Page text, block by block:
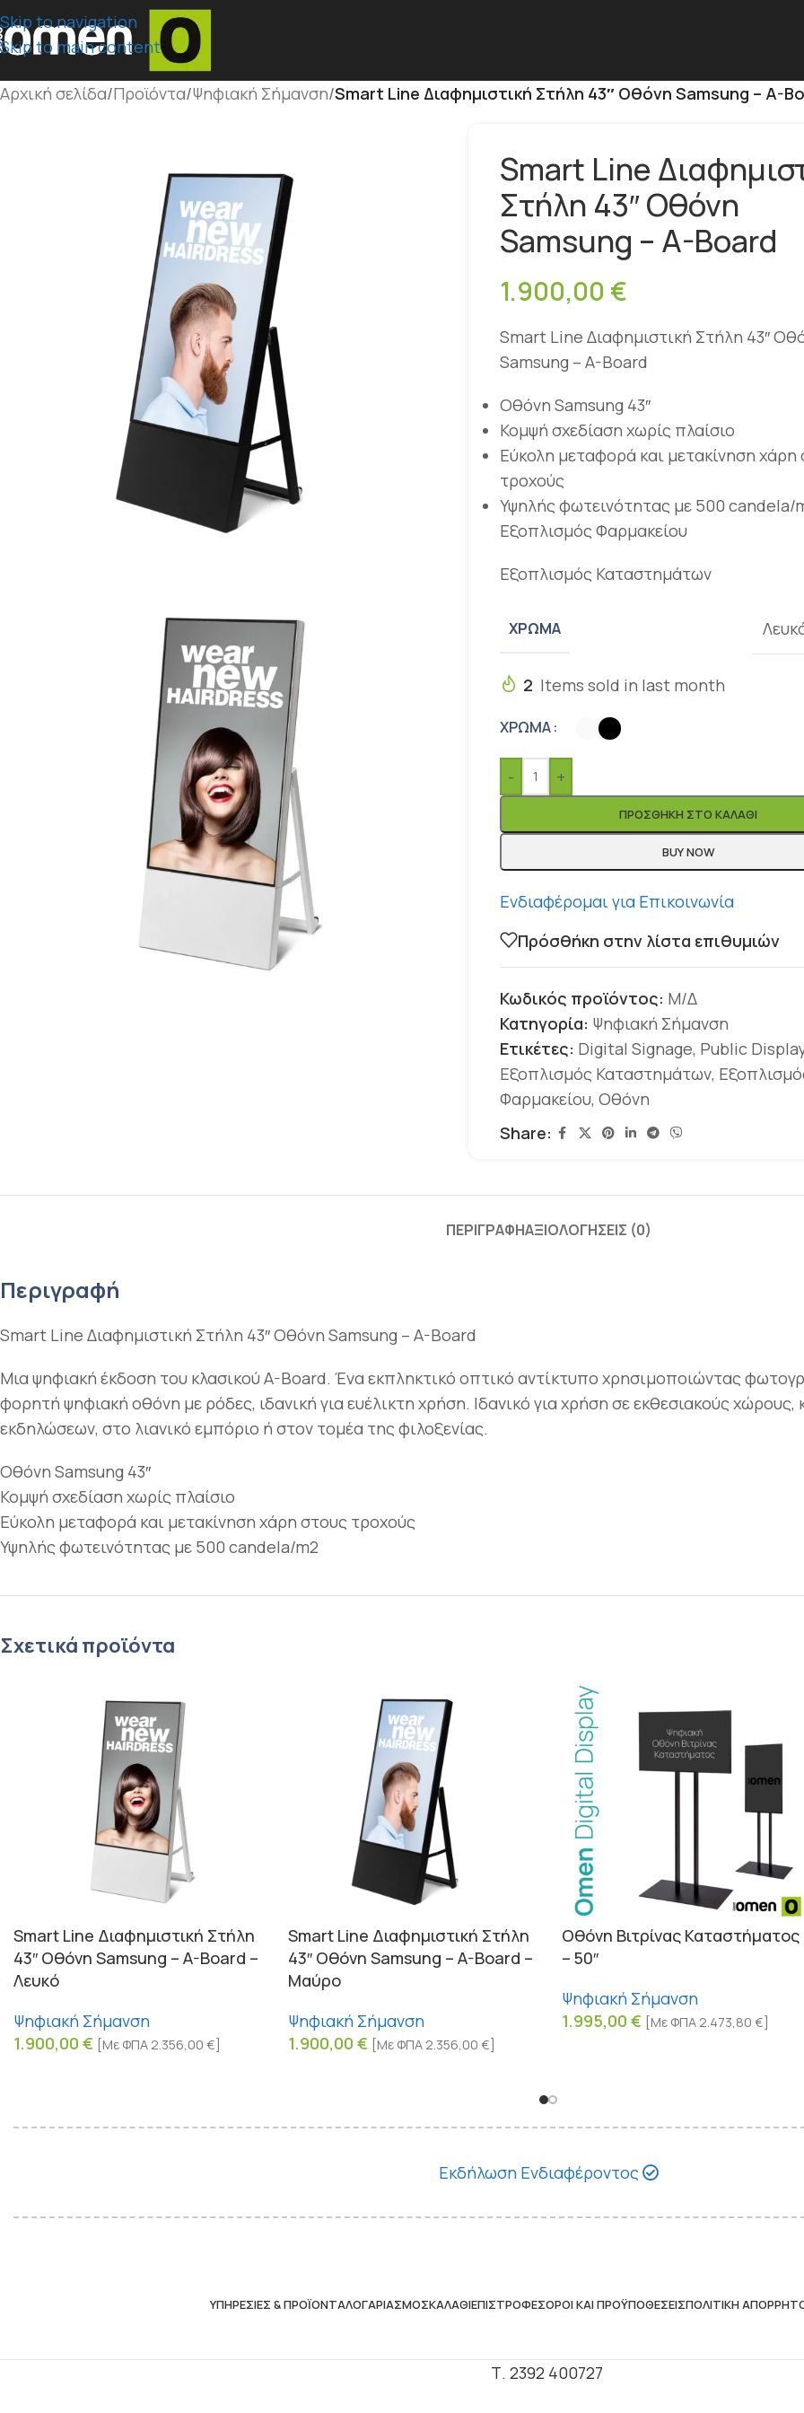
Skip to navigation
Skip to main content
Αρχική σελίδα/Προϊόντα/Ψηφιακή Σήμανση/Smart Line Διαφημιστική Στήλη 43″ Οθόνη Samsung – A-
Smart Line
Στήλη 43″ Οθόνη
Samsung – A-Board
1.900,00 €
Smart Line Διαφημιστική Στήλη 43″
Samsung – A-Board
Οθόνη Samsung 43″
Κομψή σχεδίαση χωρίς πλαίσιο
Εύκολη μεταφορά και μετακίνηση χάρη
τροχούς
Υψηλής φωτεινότητας με 500 candela/
Εξοπλισμός Φαρμακείου
Εξοπλισμός Καταστημάτων
ΧΡΏΜΑ
2 Items sold in last month
ΧΡΏΜΑ
- +
ΠΡΟΣΘΉΚΗ ΣΤΟ ΚΑΛΆΘΙ
BUY NOW
Ενδιαφέρομαι για Επικοινωνία
Πρόσθήκη στην λίστα επιθυμιών
Κωδικός προϊόντος: Μ/Δ
Κατηγορία: Ψηφιακή Σήμανση
Ετικέτες: Digital Signage, Public
Εξοπλισμός Καταστημάτων,
Φαρμακείου, Οθόνη
Share:
ΠΕΡΙΓΡΑΦΉΑΞΙΟΛΟΓΉΣΕΙΣ (0)
Περιγραφή
Smart Line Διαφημιστική Στήλη 43″ Οθόνη Samsung – A-Board
Μια ψηφιακή έκδοση του κλασικού A-Board. Ένα εκπληκτικό οπτικό αντίκτυπο χρησιμοποιώντας
φορητή ψηφιακή οθόνη με ρόδες, ιδανική για ευέλικτη χρήση. Ιδανικό για χρήση σε εκθεσιακούς χώρους,
εκδηλώσεων, στο λιανικό εμπόριο ή στον τομέα της φιλοξενίας.
Οθόνη Samsung 43″
Κομψή σχεδίαση χωρίς πλαίσιο
Εύκολη μεταφορά και μετακίνηση χάρη στους τροχούς
Υψηλής φωτεινότητας με 500 candela/m2
Σχετικά προϊόντα
Smart Line Διαφημιστική Στήλη
43″ Οθόνη Samsung – A-Board –
Λευκό
Ψηφιακή Σήμανση
1.900,00 € [Με ΦΠΑ 2.356,00 €]
Smart Line Διαφημιστική Στήλη
43″ Οθόνη Samsung – A-Board –
Μαύρο
Ψηφιακή Σήμανση
1.900,00 € [Με ΦΠΑ 2.356,00 €]
Οθόνη Βιτρίνας Καταστήματος
– 50″
Ψηφιακή Σήμανση
1.995,00 € [Με ΦΠΑ 2.473,80 €]
Εκδήλωση Ενδιαφέροντος
ΥΠΗΡΕΣΊΕΣ & ΠΡΟΪΌΝΤΑΛΟΓΑΡΙΑΣΜΌΣΚΑΛΆΘΙΕΠΙΣΤΡΟΦΈΣΌΡΟΙ ΚΑΙ ΠΡΟΫΠΟΘΈΣΕΙΣΠΟΛΙΤΙΚΉ
Τ. 2392 400727